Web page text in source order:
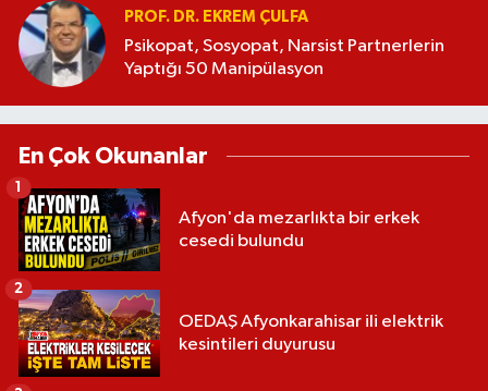
PROF. DR. EKREM ÇULFA
Psikopat, Sosyopat, Narsist Partnerlerin
Yaptığı 50 Manipülasyon
En Çok Okunanlar
Afyon'da mezarlıkta bir erkek
cesedi bulundu
1
OEDAŞ Afyonkarahisar ili elektrik
kesintileri duyurusu
2